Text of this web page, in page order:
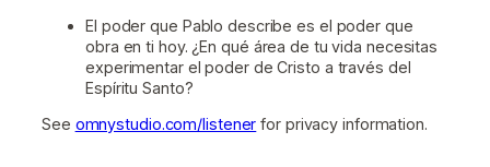
El poder que Pablo describe es el poder que
obra en ti hoy. ¿En qué área de tu vida necesitas
experimentar el poder de Cristo a través del
Espíritu Santo?
See omnystudio.com/listener for privacy information.